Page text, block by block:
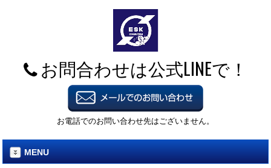
お問合わせは公式LINEで！
お電話でのお問い合わせ先はございません。
MENU